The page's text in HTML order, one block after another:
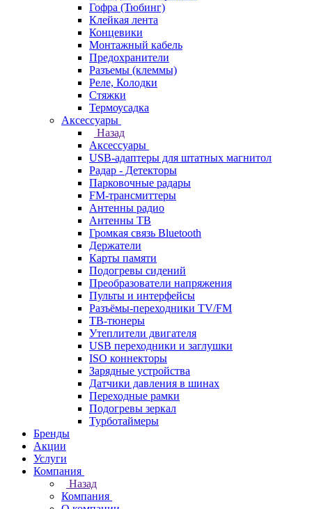
Гофра (Тюбинг)
Клейкая лента
Концевики
Монтажный кабель
Предохранители
Разъемы (клеммы)
Реле, Колодки
Стяжки
Термоусадка
Аксессуары
Назад
Аксессуары
USB-адаптеры для штатных магнитол
Радар - Детекторы
Парковочные радары
FM-трансмиттеры
Антенны радио
Антенны ТВ
Громкая связь Bluetooth
Держатели
Карты памяти
Подогревы сидений
Преобразователи напряжения
Пульты и интерфейсы
Разъёмы-переходники TV/FM
ТВ-тюнеры
Утеплители двигателя
USB переходники и заглушки
ISO коннекторы
Зарядные устройства
Датчики давления в шинах
Переходные рамки
Подогревы зеркал
Турботаймеры
Бренды
Акции
Услуги
Компания
Назад
Компания